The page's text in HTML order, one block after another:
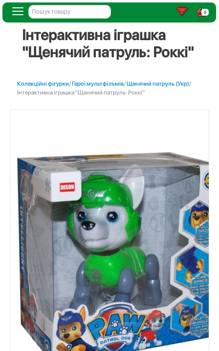
0
Інтерактивна іграшка
"Щенячий патруль: Роккі"
Колекційні фігурки/Герої мультфільмів/Щенячий патруль (Укр)/
Інтерактивна іграшка "Щенячий патруль: Роккі"